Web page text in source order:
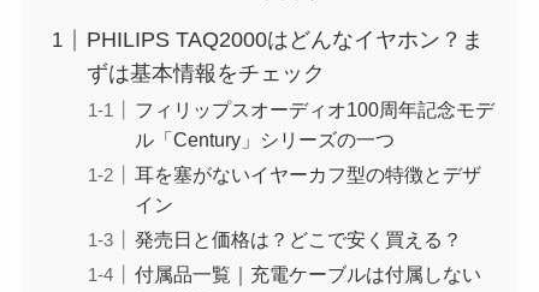
PHILIPS TAQ2000はどんなイヤホン？ま
ずは基本情報をチェック
フィリップスオーディオ100周年記念モデ
ル「Century」シリーズの一つ
耳を塞がないイヤーカフ型の特徴とデザ
イン
発売日と価格は？どこで安く買える？
付属品一覧｜充電ケーブルは付属しない